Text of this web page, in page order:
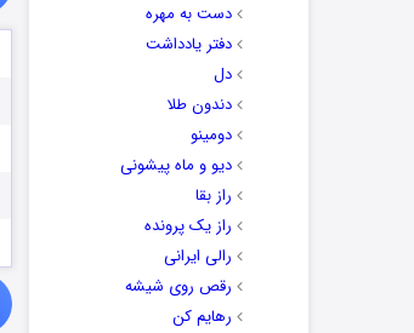
دست به مهره
دفتر یادداشت
دل
دندون طلا
دومینو
دیو و ماه پیشونی
راز بقا
راز یک پرونده
رالی ایرانی
رقص روی شیشه
رهایم کن